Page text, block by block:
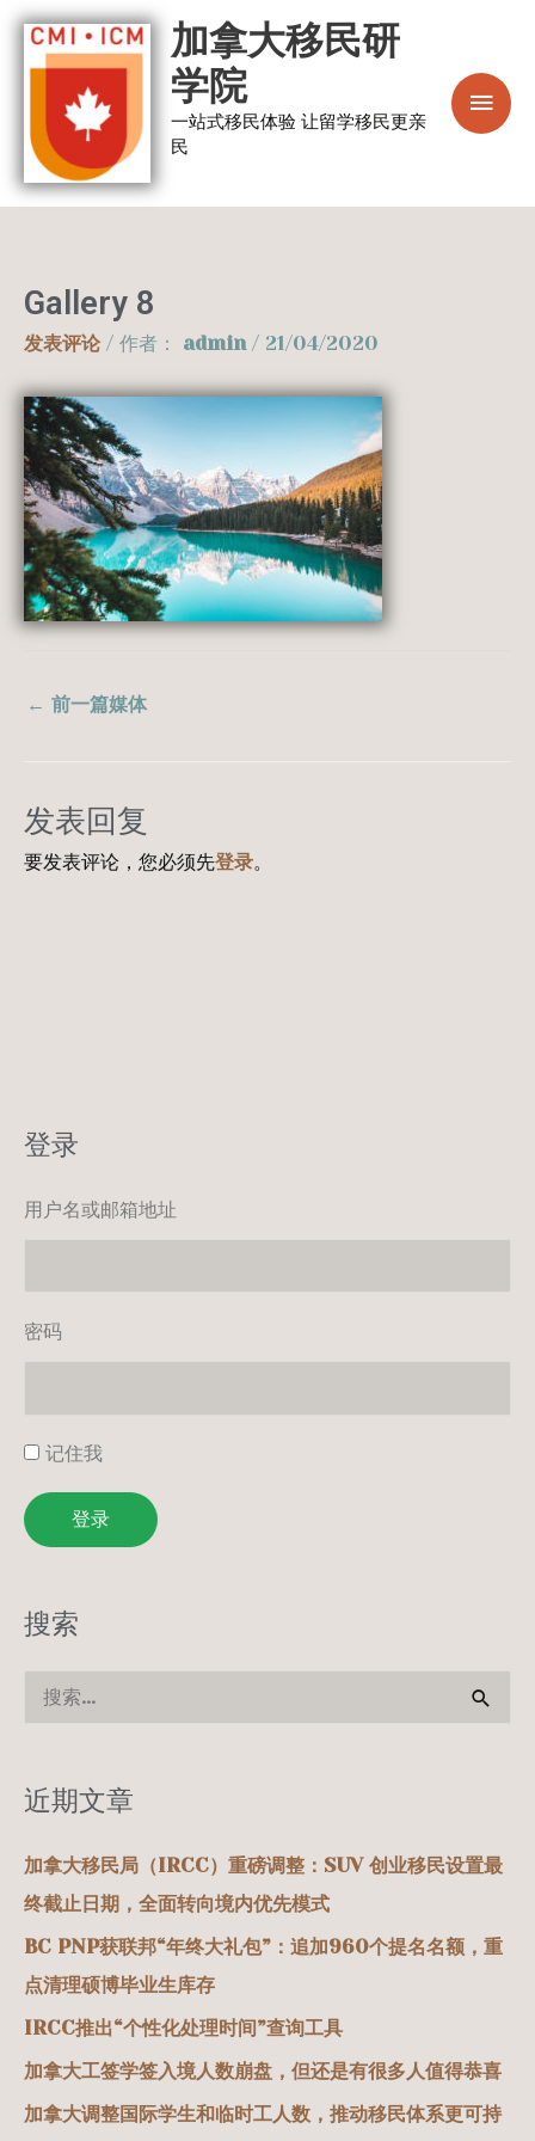
跳
加拿大移民研
学院
一站式移民体验 让留学移民更亲
民
菜
单
Gallery 8
发表评论 / 作者： admin / 21/04/2020
← 前一篇媒体
发表回复
要发表评论，您必须先登录。
登录
用户名或邮箱地址
密码
记住我
登录
搜索
近期文章
加拿大移民局（IRCC）重磅调整：SUV 创业移民设置最
终截止日期，全面转向境内优先模式
BC PNP获联邦“年终大礼包”：追加960个提名名额，重
点清理硕博毕业生库存
IRCC推出“个性化处理时间”查询工具
加拿大工签学签入境人数崩盘，但还是有很多人值得恭喜
加拿大调整国际学生和临时工人数，推动移民体系更可持